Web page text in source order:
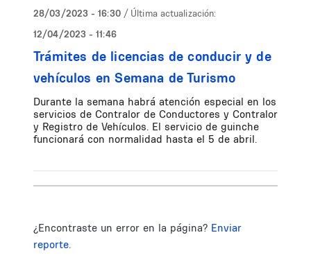
28/03/2023 - 16:30 / Última actualización:
12/04/2023 - 11:46
Trámites de licencias de conducir y de
vehículos en Semana de Turismo
Durante la semana habrá atención especial en los
servicios de Contralor de Conductores y Contralor
y Registro de Vehículos. El servicio de guinche
funcionará con normalidad hasta el 5 de abril.
¿Encontraste un error en la página? Enviar
reporte.